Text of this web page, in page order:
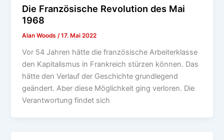
Die Französische Revolution des Mai
1968
Alan Woods/17. Mai 2022
Vor 54 Jahren hätte die französische Arbeiterklasse
den Kapitalismus in Frankreich stürzen können. Das
hätte den Verlauf der Geschichte grundlegend
geändert. Aber diese Möglichkeit ging verloren. Die
Verantwortung findet sich